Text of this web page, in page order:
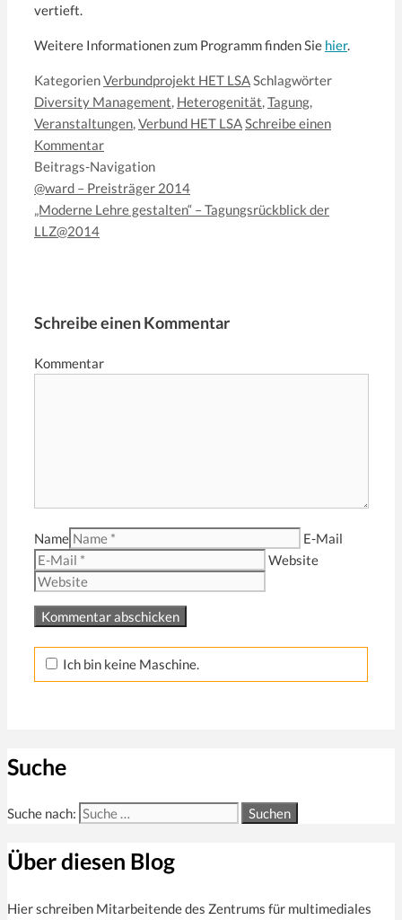
vertieft.
Weitere Informationen zum Programm finden Sie hier.
KategorienVerbundprojekt HET LSASchlagwörter
Diversity Management, Heterogenität,Tagung,
Veranstaltungen,Verbund HET LSASchreibe einen
Kommentar
Beitrags-Navigation
@ward – Preisträger 2014
„Moderne Lehre gestalten“ – Tagungsrückblick der
LLZ@2014
Schreibe einen Kommentar
Kommentar
Name
E-Mail
Website
Ich bin keine Maschine.
Suche
Suche nach:
Über diesen Blog
Hier schreiben Mitarbeitende des Zentrums für multi­mediales